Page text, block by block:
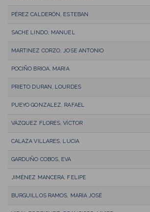
PÉREZ CALDERÓN, ESTEBAN
SACHE LINDO, MANUEL
MARTINEZ CORZO, JOSE ANTONIO
POCIÑO BRIOA, MARIA
PRIETO DURAN, LOURDES
PUEYO GONZALEZ, RAFAEL
VÁZQUEZ FLORES, VÍCTOR
CALAZA VILLARES, LUCIA
GARDUÑO COBOS, EVA
JIMÉNEZ MANCERA, FELIPE
BURGUILLOS RAMOS, MARÍA JOSÉ